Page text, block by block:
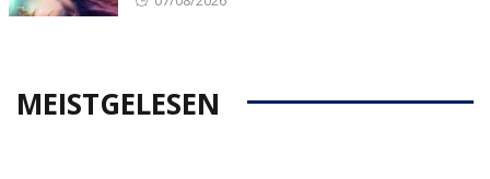
MEISTGELESEN